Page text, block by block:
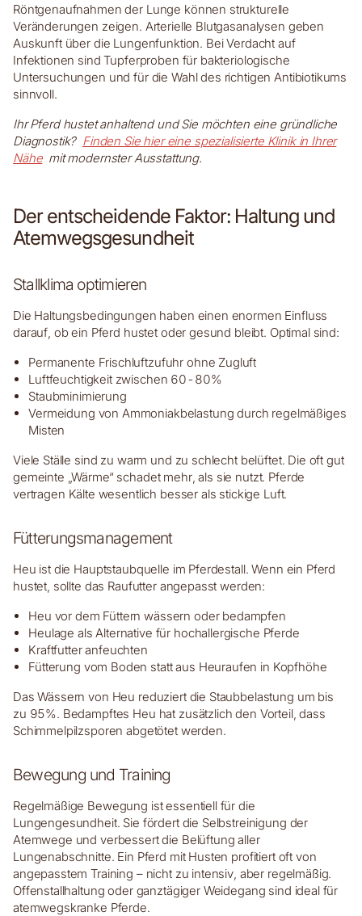
Röntgenaufnahmen der Lunge können strukturelle
Veränderungen zeigen. Arterielle Blutgasanalysen geben
Auskunft über die Lungenfunktion. Bei Verdacht auf
Infektionen sind Tupferproben für bakteriologische
Untersuchungen und für die Wahl des richtigen Antibiotikums
sinnvoll.
Ihr Pferd hustet anhaltend und Sie möchten eine gründliche
Diagnostik? Finden Sie hier eine spezialisierte Klinik in Ihrer
Nähe mit modernster Ausstattung.
Der entscheidende Faktor: Haltung und
Atemwegsgesundheit
Stallklima optimieren
Die Haltungsbedingungen haben einen enormen Einfluss
darauf, ob ein Pferd hustet oder gesund bleibt. Optimal sind:
Permanente Frischluftzufuhr ohne Zugluft
Luftfeuchtigkeit zwischen 60-80%
Staubminimierung
Vermeidung von Ammoniakbelastung durch regelmäßiges
Misten
Viele Ställe sind zu warm und zu schlecht belüftet. Die oft gut
gemeinte „Wärme“ schadet mehr, als sie nutzt. Pferde
vertragen Kälte wesentlich besser als stickige Luft.
Fütterungsmanagement
Heu ist die Hauptstaubquelle im Pferdestall. Wenn ein Pferd
hustet, sollte das Raufutter angepasst werden:
Heu vor dem Füttern wässern oder bedampfen
Heulage als Alternative für hochallergische Pferde
Kraftfutter anfeuchten
Fütterung vom Boden statt aus Heuraufen in Kopfhöhe
Das Wässern von Heu reduziert die Staubbelastung um bis
zu 95%. Bedampftes Heu hat zusätzlich den Vorteil, dass
Schimmelpilzsporen abgetötet werden.
Bewegung und Training
Regelmäßige Bewegung ist essentiell für die
Lungengesundheit. Sie fördert die Selbstreinigung der
Atemwege und verbessert die Belüftung aller
Lungenabschnitte. Ein Pferd mit Husten profitiert oft von
angepasstem Training – nicht zu intensiv, aber regelmäßig.
Offenstallhaltung oder ganztägiger Weidegang sind ideal für
atemwegskranke Pferde.